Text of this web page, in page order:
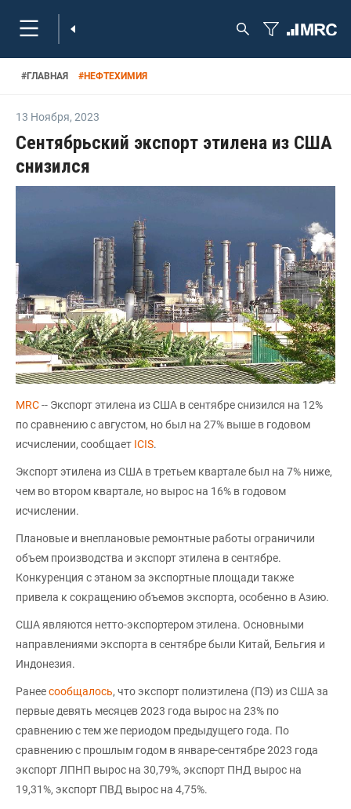
#ГЛАВНАЯ #НЕФТЕХИМИЯ
13 Ноября, 2023
Сентябрьский экспорт этилена из США
снизился
MRC-- Экспорт этилена из США в сентябре снизился на 12%
по сравнению с августом, но был на 27% выше в годовом
исчислении, сообщает ICIS.
Экспорт этилена из США в третьем квартале был на 7% ниже,
чем во втором квартале, но вырос на 16% в годовом
исчислении.
Плановые и внеплановые ремонтные работы ограничили
объем производства и экспорт этилена в сентябре.
Конкуренция с этаном за экспортные площади также
привела к сокращению объемов экспорта, особенно в Азию.
США являются нетто-экспортером этилена. Основными
направлениями экспорта в сентябре были Китай, Бельгия и
Индонезия.
Ранеесообщалось, что экспорт полиэтилена (ПЭ) из США за
первые девять месяцев 2023 года вырос на 23% по
сравнению с тем же периодом предыдущего года. По
сравнению с прошлым годом в январе-сентябре 2023 года
экспорт ЛПНП вырос на 30,79%, экспорт ПНД вырос на
19,31%, экспорт ПВД вырос на 4,75%.